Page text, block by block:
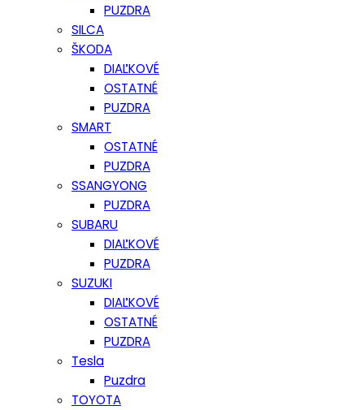
PUZDRA
SILCA
ŠKODA
DIAĽKOVÉ
OSTATNÉ
PUZDRA
SMART
OSTATNÉ
PUZDRA
SSANGYONG
PUZDRA
SUBARU
DIAĽKOVÉ
PUZDRA
SUZUKI
DIAĽKOVÉ
OSTATNÉ
PUZDRA
Tesla
Puzdra
TOYOTA